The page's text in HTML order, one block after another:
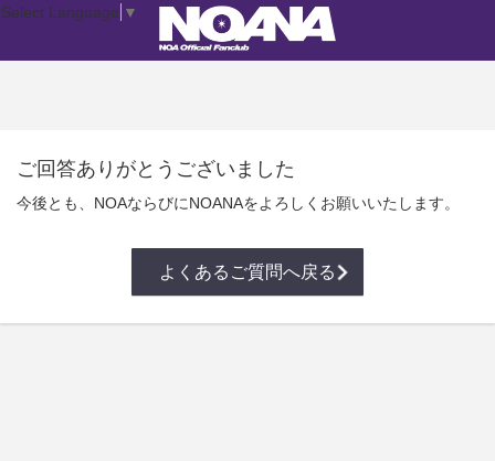
ご回答ありがとうございました
今後とも、NOAならびにNOANAをよろしくお願いいたします。
よくあるご質問へ戻る
Select Language ▼